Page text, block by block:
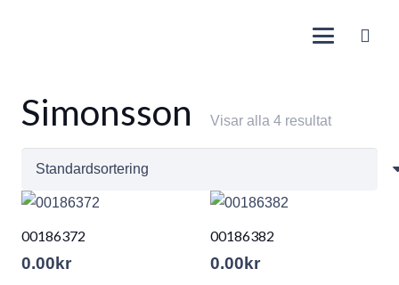
Simonsson Visar alla 4 resultat
00186372
0.00 kr
00186382
0.00 kr